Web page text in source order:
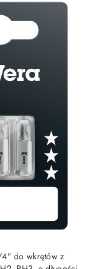
4" do wkrętów z